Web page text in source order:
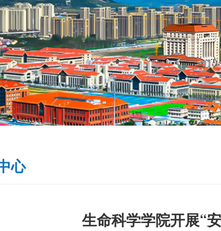
心
生命科学学院开展“